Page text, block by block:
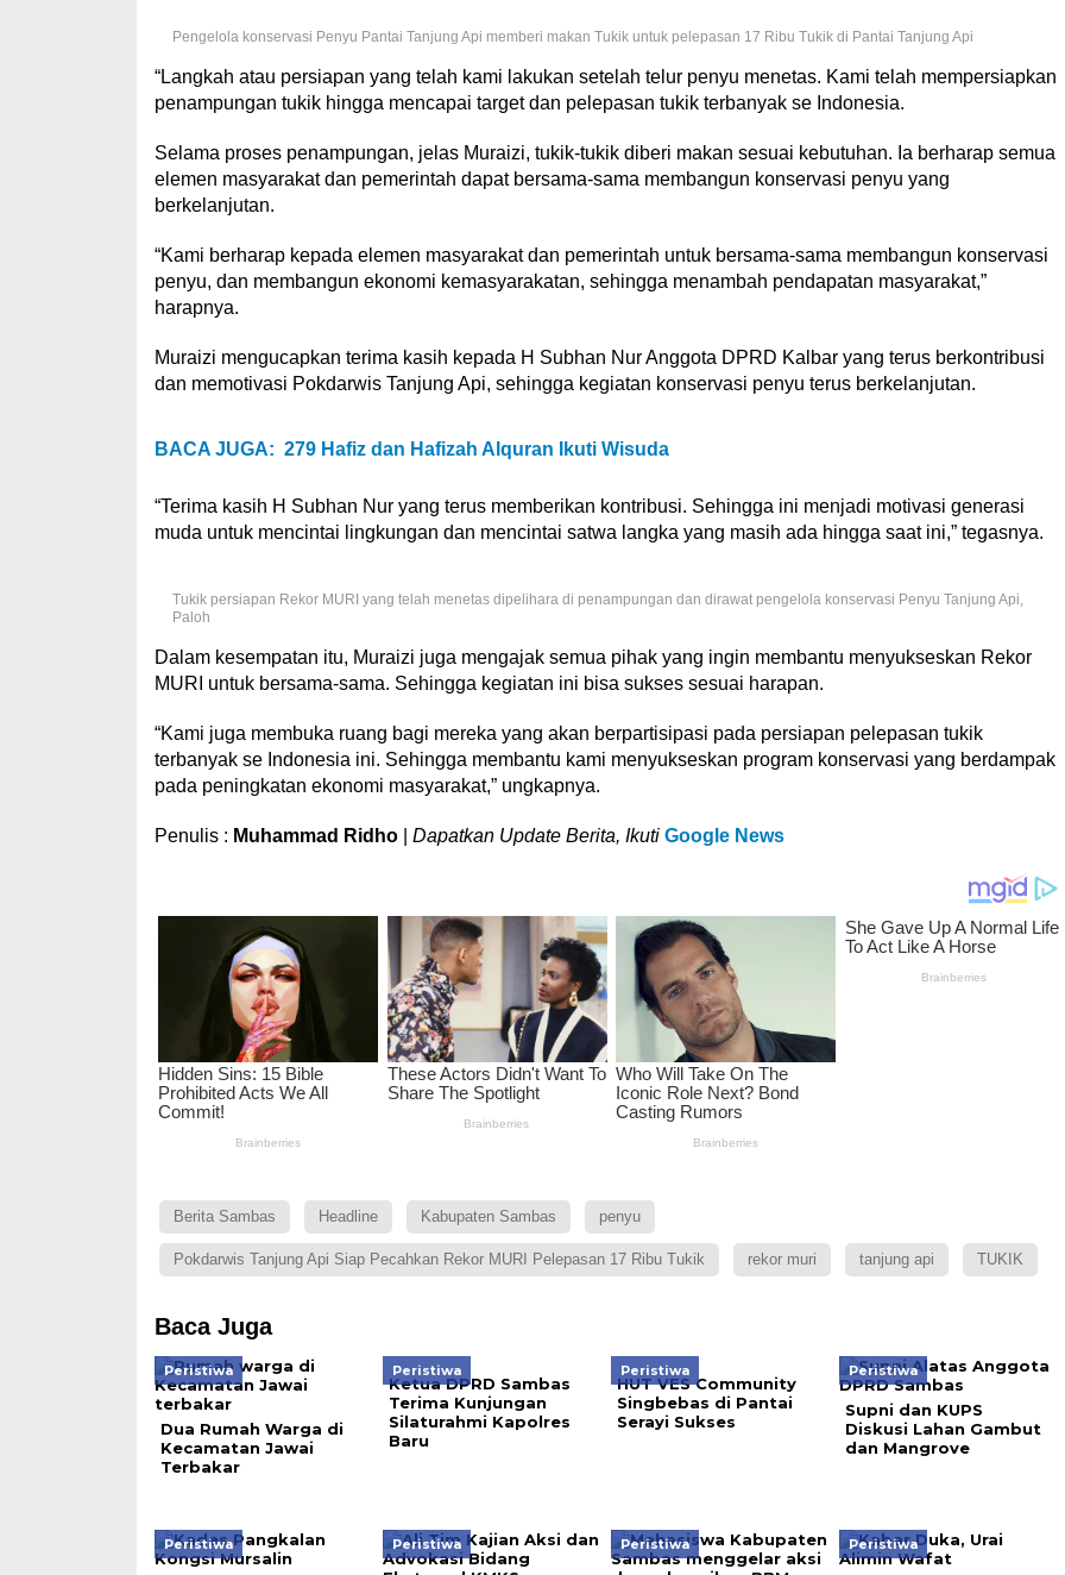
Pengelola konservasi Penyu Pantai Tanjung Api memberi makan Tukik untuk pelepasan 17 Ribu Tukik di Pantai Tanjung Api
“Langkah atau persiapan yang telah kami lakukan setelah telur penyu menetas. Kami telah mempersiapkan
penampungan tukik hingga mencapai target dan pelepasan tukik terbanyak se Indonesia.
Selama proses penampungan, jelas Muraizi, tukik-tukik diberi makan sesuai kebutuhan. Ia berharap semua
elemen masyarakat dan pemerintah dapat bersama-sama membangun konservasi penyu yang
berkelanjutan.
“Kami berharap kepada elemen masyarakat dan pemerintah untuk bersama-sama membangun konservasi
penyu, dan membangun ekonomi kemasyarakatan, sehingga menambah pendapatan masyarakat,”
harapnya.
Muraizi mengucapkan terima kasih kepada H Subhan Nur Anggota DPRD Kalbar yang terus berkontribusi
dan memotivasi Pokdarwis Tanjung Api, sehingga kegiatan konservasi penyu terus berkelanjutan.
BACA JUGA: 279 Hafiz dan Hafizah Alquran Ikuti Wisuda
“Terima kasih H Subhan Nur yang terus memberikan kontribusi. Sehingga ini menjadi motivasi generasi
muda untuk mencintai lingkungan dan mencintai satwa langka yang masih ada hingga saat ini,” tegasnya.
Tukik persiapan Rekor MURI yang telah menetas dipelihara di penampungan dan dirawat pengelola konservasi Penyu Tanjung Api,
Paloh
Dalam kesempatan itu, Muraizi juga mengajak semua pihak yang ingin membantu menyukseskan Rekor
MURI untuk bersama-sama. Sehingga kegiatan ini bisa sukses sesuai harapan.
“Kami juga membuka ruang bagi mereka yang akan berpartisipasi pada persiapan pelepasan tukik
terbanyak se Indonesia ini. Sehingga membantu kami menyukseskan program konservasi yang berdampak
pada peningkatan ekonomi masyarakat,” ungkapnya.
Penulis : Muhammad Ridho Dapatkan Update Berita, Ikuti Google News
Berita Sambas Headline Kabupaten Sambas penyu
Pokdarwis Tanjung Api Siap Pecahkan Rekor MURI Pelepasan 17 Ribu Tukik rekor muri tanjung api TUKIK
Baca Juga
Peristiwa
Dua Rumah Warga di
Kecamatan Jawai
Terbakar
Peristiwa
Ketua DPRD Sambas
Terima Kunjungan
Silaturahmi Kapolres
Baru
Peristiwa
HUT VES Community
Singbebas di Pantai
Serayi Sukses
Peristiwa
Supni dan KUPS
Diskusi Lahan Gambut
dan Mangrove
Peristiwa Peristiwa Peristiwa Peristiwa